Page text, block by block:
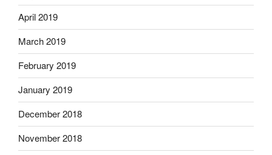
April 2019
March 2019
February 2019
January 2019
December 2018
November 2018